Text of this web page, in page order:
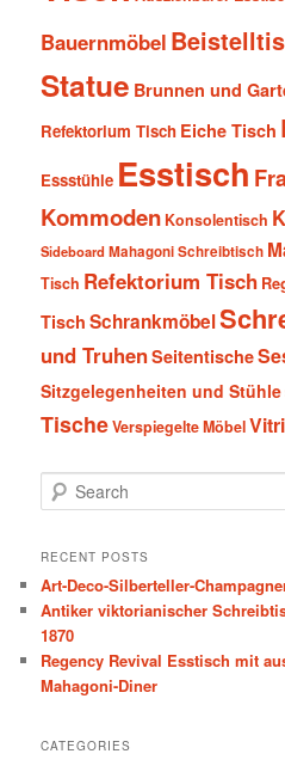
Bauernmöbel
Statue Brunnen und
Refektorium Tisch Eiche Tisch
Essstühle Esstisch
Kommoden Konsolentisch
SideboardMahagoni Schreibtisch
Tisch Refektorium Tisch
Tisch Schrankmöbel
und TruhenSeitentische
Sitzgelegenheiten und Stühle
TischeVerspiegelte Möbel
e
r
h
RECENT POSTS
Art-Deco-Silberteller-
Antiker viktorianischer
1870
Regency Revival Esstisch mit
Mahagoni-Diner
CATEGORIES